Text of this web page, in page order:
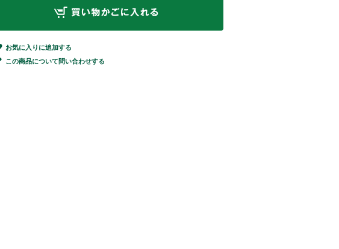
お気に入りに追加する
この商品について問い合わせする